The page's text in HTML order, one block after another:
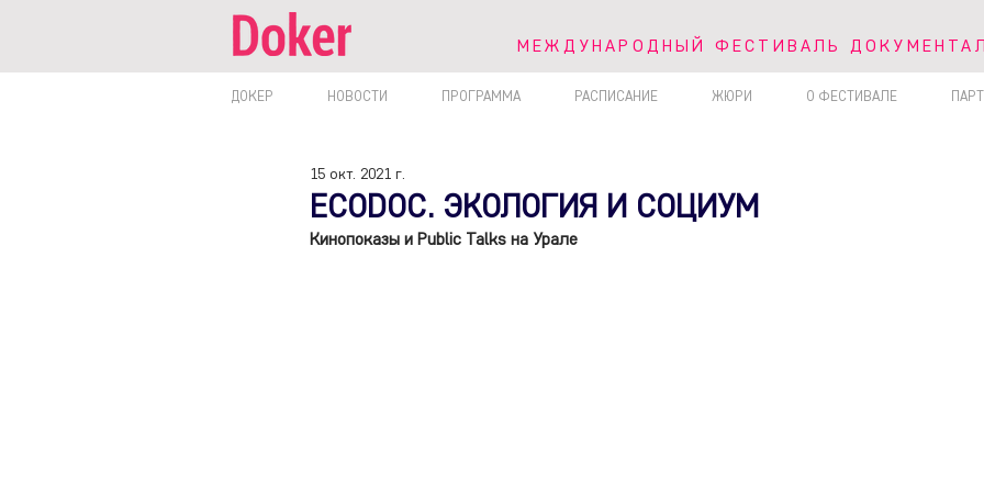
ДОКЕР НОВОСТИ ПРОГРАММА РАСПИСАНИЕ ЖЮРИ О ФЕСТИВАЛЕ
V МЕЖДУНАРОДНЫЙ ФЕСТИВАЛЬ
МЕЖДУНАРОДНЫЙ ФЕСТИВАЛЬ
ECODOC. ЭКОЛОГИЯ И СОЦИУМ
15 окт. 2021 г.
Кинопоказы и Public Talks на Урале